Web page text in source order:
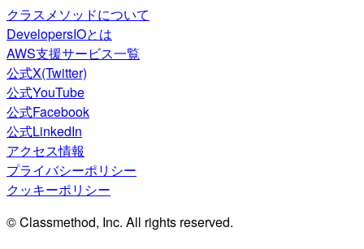
クラスメソッドについて
DevelopersIOとは
AWS支援サービス一覧
公式X(Twitter)
公式YouTube
公式Facebook
公式LinkedIn
アクセス情報
プライバシーポリシー
クッキーポリシー
© Classmethod, Inc. All rights reserved.